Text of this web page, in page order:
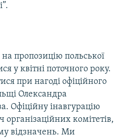
на пропозицію польської
у квітні поточного року.
при нагоді офіційного
Олександра
Офіційну інавгурацію
організаційних комітетів,
відзначень. Ми